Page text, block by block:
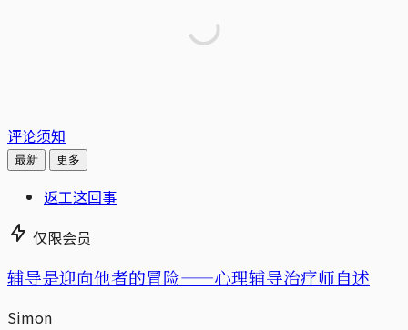
评论须知
最新 更多
返工这回事
仅限会员
辅导是迎向他者的冒险——心理辅导治疗师自述
Simon